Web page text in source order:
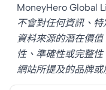
多達104場。官方賽
2026年6月11日至7
日；主辦國位於北美
與香港有時差，香港
眾的收看時間因而順
一日，揭幕戰在香港
知從何看起。其實，
懂財報不需要考取會
師資格，只要精準掌
「營收成長率、毛利
率、自由現金流」
關鍵數字，就能在5
MoneyHero Global
不會對任何資訊、
資料來源的潛在價
性、準確性或完整性
網站所提及的品牌或